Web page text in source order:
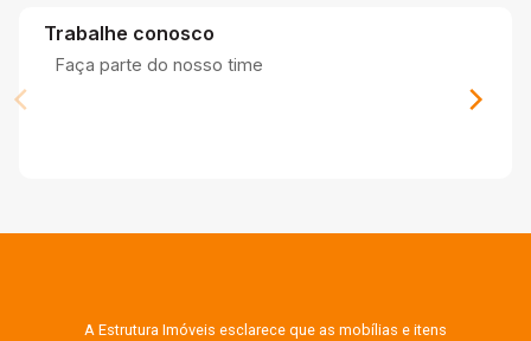
Trabalhe conosco
Faça parte do nosso time
A Estrutura Imóveis esclarece que as mobílias e itens